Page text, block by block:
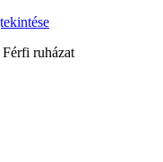
Férfi ruházat